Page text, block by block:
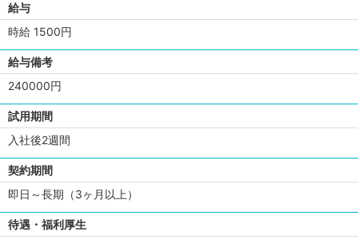
給与
時給 1500円
給与備考
240000円
試用期間
入社後2週間
契約期間
即日～長期（3ヶ月以上）
待遇・福利厚生